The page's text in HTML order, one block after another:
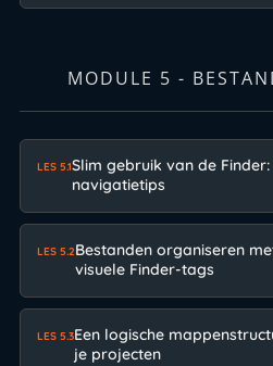
MODULE 5 -
LES 5.1Slim gebruik van de
navigatietips
LES 5.2Bestanden organiseren
visuele Finder-tags
LES 5.3Een logische
je projecten